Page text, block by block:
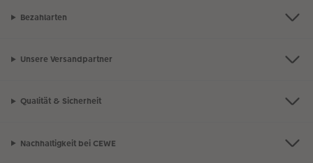
Bezahlarten
Unsere Versandpartner
Qualität & Sicherheit
Nachhaltigkeit bei CEWE